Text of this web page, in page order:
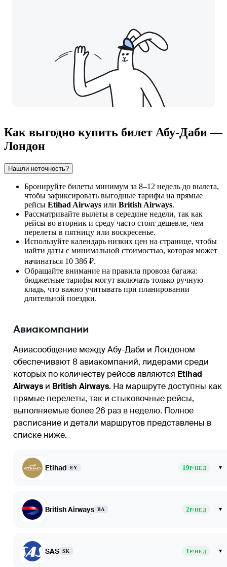
Как выгодно купить билет Абу-Даби —
Лондон
Нашли неточность?
Бронируйте билеты минимум за 8–12 недель до вылета,
чтобы зафиксировать выгодные тарифы на прямые
рейсы Etihad Airways или British Airways.
Рассматривайте вылеты в середине недели, так как
рейсы во вторник и среду часто стоят дешевле, чем
перелеты в пятницу или воскресенье.
Используйте календарь низких цен на странице, чтобы
найти даты с минимальной стоимостью, которая может
начинаться 10 386 ₽.
Обращайте внимание на правила провоза багажа:
бюджетные тарифы могут включать только ручную
кладь, что важно учитывать при планировании
длительной поездки.
Авиакомпании
Авиасообщение междуАбу-Даби и Лондоном
обеспечивают 8 авиакомпаний, лидерами среди
которых по количеству рейсов являются Etihad
Airways и British Airways. На маршруте доступны как
прямые перелеты, так и стыковочные рейсы,
выполняемые более 26 раз в неделю. Полное
расписание и детали маршрутов представлены в
списке ниже.
Etihad EY 19Р/НЕД ▾
British Airways BA 2Р/НЕД ▾
SAS SK 1Р/НЕД ▾